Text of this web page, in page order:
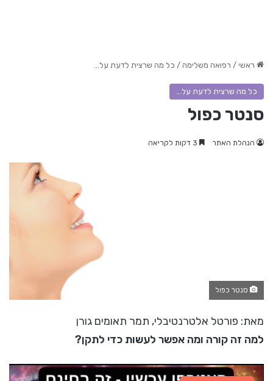
ראשי / רפואה משלימה / כל מה שרצית לדעת על...
כל מה שרצית לדעת על...
סנטר כפול
הנהלת האתר
סנטר כפול
מאת: פורטל אלטרנטיבלי, תמר תאומים גורן
למה זה קורה ומה אפשר לעשות כדי לתקן?